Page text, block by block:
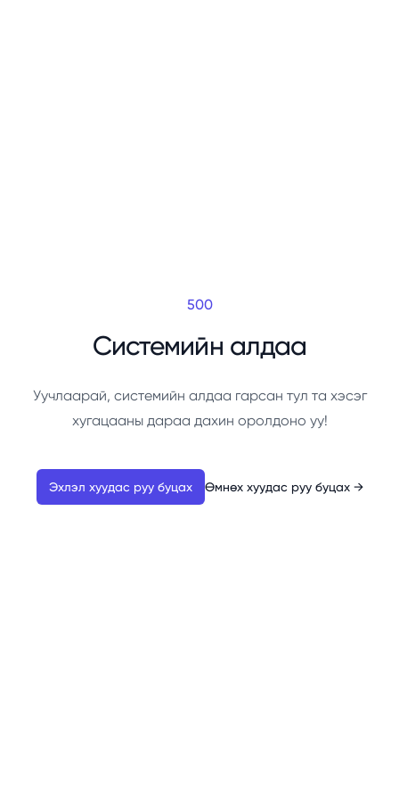
500
Системийн алдаа
Уучлаарай, системийн алдаа гарсан тул та хэсэг
хугацааны дараа дахин оролдоно уу!
Эхлэл хуудас руу буцах Өмнөх хуудас руу буцах →